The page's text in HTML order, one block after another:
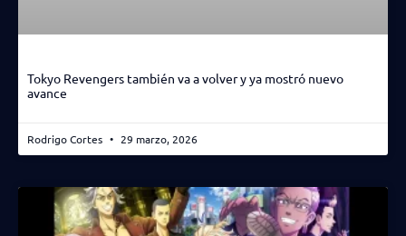
Tokyo Revengers también va a volver y ya mostró nuevo
avance
Rodrigo Cortes 29 marzo, 2026